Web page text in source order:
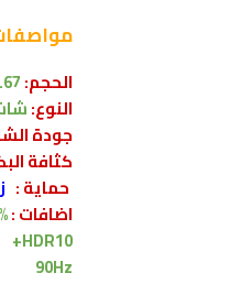
الحجم:6.67
النوع:
جودة
كثافة
حماية:
اضافات :
HDR10+
90Hz